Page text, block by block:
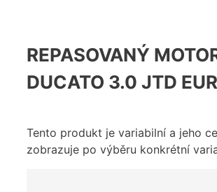
REPASOVANÝ
DUCATO 3.0 JTD
Tento produkt je variabilní a jeho
zobrazuje po výběru konkrétní